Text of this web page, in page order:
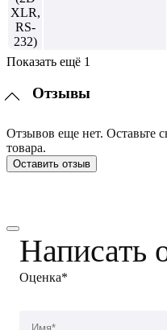
Показать ещё 1
Отзывы
Отзывов еще нет. Оставьте
товара.
Оставить отзыв
Написать
Оценка*